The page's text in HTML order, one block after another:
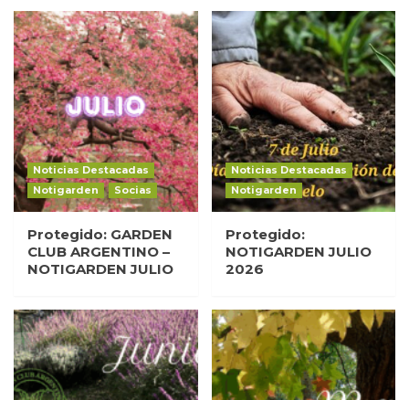
Noticias Destacadas
Notigarden
Socias
Protegido: GARDEN
CLUB ARGENTINO –
NOTIGARDEN JULIO
Noticias Destacadas
Notigarden
Protegido:
NOTIGARDEN JULIO
2026